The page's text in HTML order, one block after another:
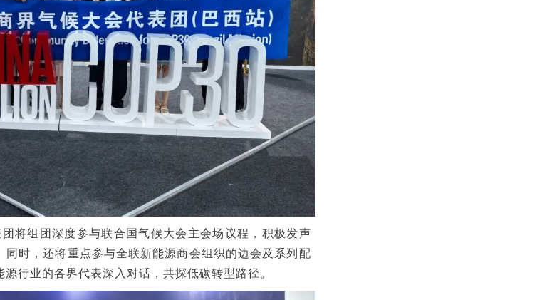
将组团深度参与联合国气候大会主会场议程，积极发声
同时，还将重点参与全联新能源商会组织的边会及系列配
行业的各界代表深入对话，共探低碳转型路径。